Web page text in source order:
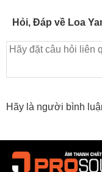
Pro Sound - Trung
Hỏi, Đáp về Loa
Hãy là người bình